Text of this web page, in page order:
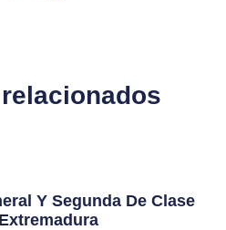
Y Segunda De Clase